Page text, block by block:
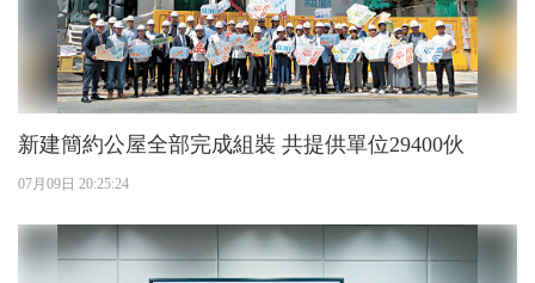
新建簡約公屋全部完成組裝 共提供單位29400伙
07月09日 20:25:24